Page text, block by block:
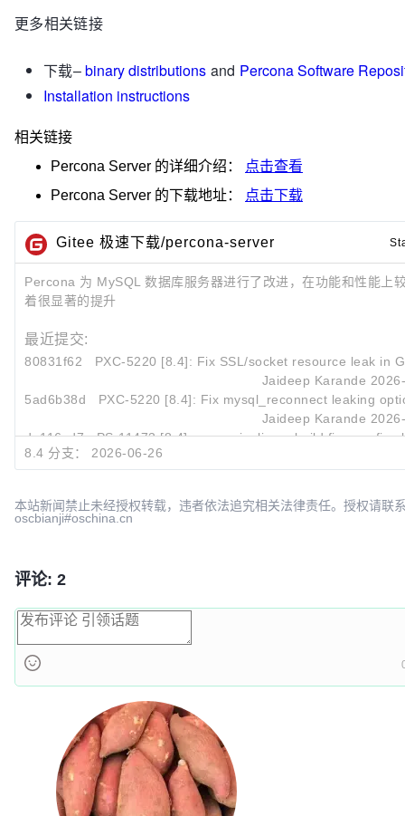
更多相关链接
下载–binary distributions and Percona Software
Installation instructions
相关链接
Percona Server 的详细介绍：
点击查看
Percona Server 的下载地址： 点击下载
Gitee 极速下载/percona-server
Percona 为 MySQL 数据库服务器进行了改进，在功能和性能上
着很显著的提升
最近提交:
80831f62
PXC-5220 [8.4]: Fix SSL/socket resource leak in
Jaideep Karande
5ad6b38d
PXC-5220 [8.4]: Fix mysql_reconnect leaking
Jaideep Karande
de116cd7
PS-11473 [8.4] azure-pipelines: build five configs
8.4 分支： 2026-06-26
本站新闻禁止未经授权转载，违者依法追究相关法律责任。授权请联
oscbianji#oschina.cn
评论: 2